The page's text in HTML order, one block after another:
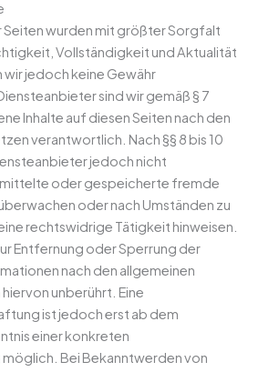
Seiten wurden mit größter Sorgfalt
Vollständigkeit und Aktualität
wir jedoch keine Gewähr
sind wir gemäß § 7
Inhalte auf diesen Seiten nach den
verantwortlich. Nach §§ 8 bis 10
jedoch nicht
oder gespeicherte fremde
oder nach Umständen zu
rechtswidrige Tätigkeit hinweisen.
Entfernung oder Sperrung der
nach den allgemeinen
unberührt. Eine
ist jedoch erst ab dem
einer konkreten
Bei Bekanntwerden von